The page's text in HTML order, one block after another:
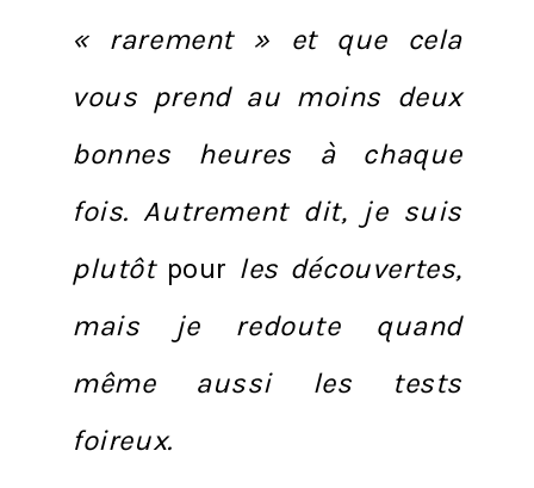
« rarement » et que cela
vous prend au moins deux
bonnes heures à chaque
fois. Autrement dit, je suis
plutôt pour les découvertes,
mais je redoute quand
même aussi les tests
foireux.